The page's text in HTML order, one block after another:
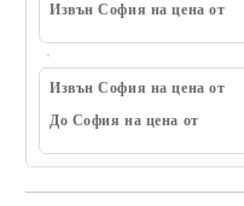
Извън София на цена от
Извън София на цена от
До София на цена от